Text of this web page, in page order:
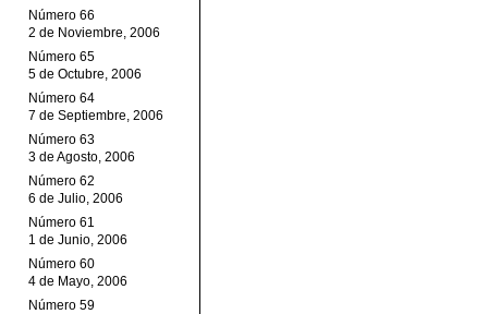
Número 66
2 de Noviembre, 2006
Número 65
5 de Octubre, 2006
Número 64
7 de Septiembre, 2006
Número 63
3 de Agosto, 2006
Número 62
6 de Julio, 2006
Número 61
1 de Junio, 2006
Número 60
4 de Mayo, 2006
Número 59